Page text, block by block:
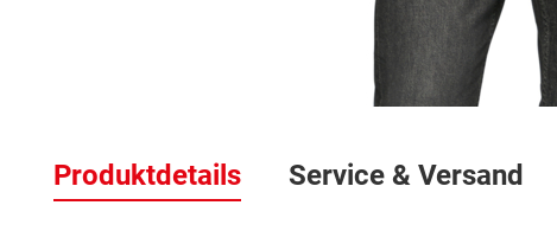
der
Bildergalerie
Produktdetails Service & Versand